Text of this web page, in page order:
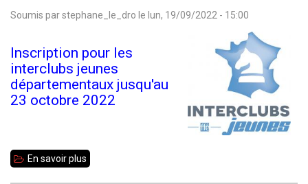
Soumis parstephane_le_dro le lun, 19/09/2022 - 15:00
Inscription pour les
interclubs jeunes
départementaux jusqu'au
23 octobre 2022
En savoir plus